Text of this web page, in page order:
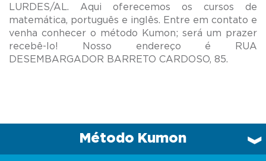
LURDES/AL. Aqui oferecemos os cursos de
matemática, português e inglês. Entre em contato e
venha conhecer o método Kumon; será um prazer
recebê-lo! Nosso endereço é RUA
Método Kumon